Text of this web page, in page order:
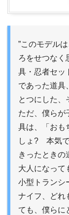
”このモデル
ろをせつな
具・忍者セ
であった道具
とつにした、
ただ、僕らが
具は、「おも
しょ? 本気で
きったとき
大人になって
小型トランシ
ナイフ、どれ
ても、僕らに